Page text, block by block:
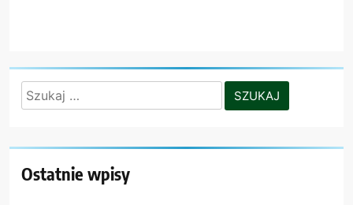
Szukaj:
Ostatnie wpisy